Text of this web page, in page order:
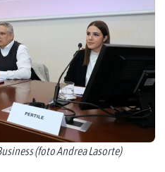
(foto Andrea Lasorte)